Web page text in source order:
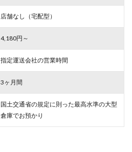
店舗なし（宅配型）
4,180円～
指定運送会社の営業時間
3ヶ月間
国土交通省の規定に則った最高水準の大型
倉庫でお預かり